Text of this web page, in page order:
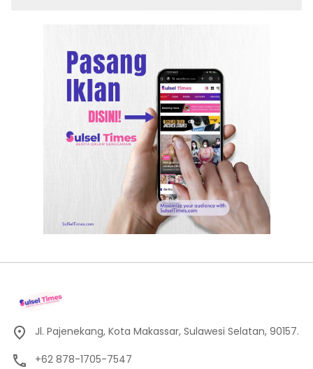
Jl. Pajenekang, Kota Makassar, Sulawesi Selatan, 90157.
+62 878-1705-7547